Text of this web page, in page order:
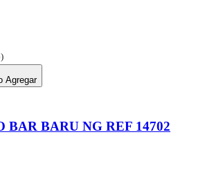
Agregar
BAR BARU NG REF 14702